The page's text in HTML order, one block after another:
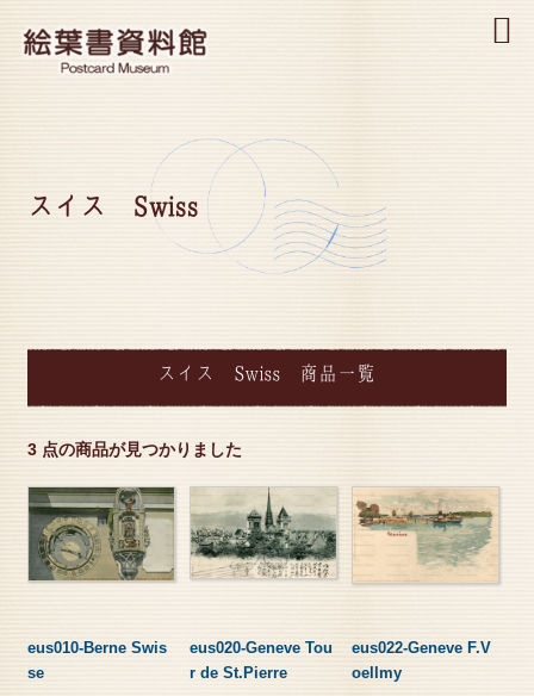
スイス Swiss
スイス Swiss 商品一覧
3 点の商品が見つかりました
eus010-Berne Swis
se
eus020-Geneve Tou
r de St.Pierre
eus022-Geneve F.V
oellmy